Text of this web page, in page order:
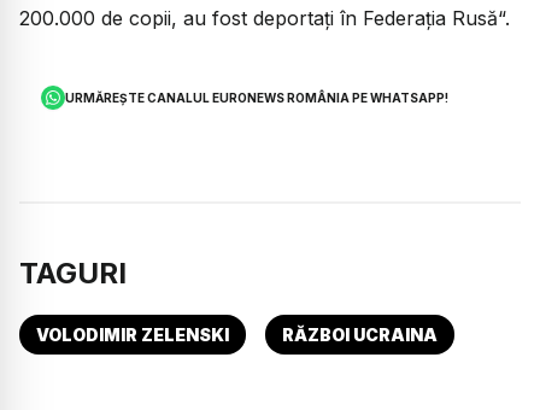
200.000 de copii, au fost deportaţi în Federaţia Rusă“.
URMĂREȘTE CANALUL EURONEWS ROMÂNIA PE WHATSAPP!
TAGURI
VOLODIMIR ZELENSKI RĂZBOI UCRAINA